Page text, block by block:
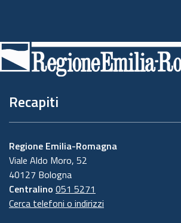
di
pagina
Recapiti
Regione Emilia-Romagna
Viale Aldo Moro, 52
40127 Bologna
Centralino 051 5271
Cerca telefoni o indirizzi